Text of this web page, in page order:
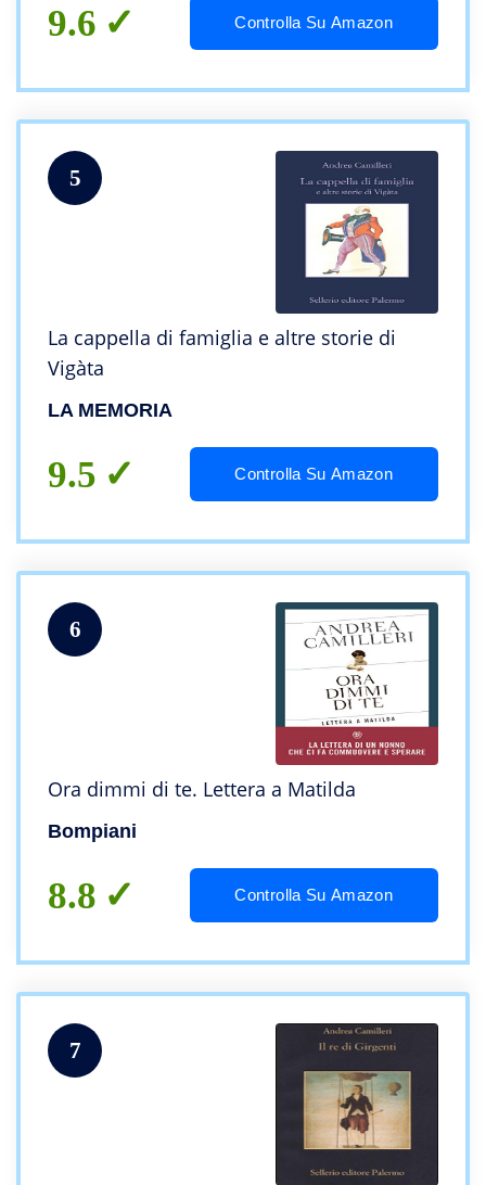
9.6 Controlla Su Amazon
5
La cappella di famiglia e altre storie di
Vigàta
LA MEMORIA
9.5 Controlla Su Amazon
6
Ora dimmi di te. Lettera a Matilda
Bompiani
8.8 Controlla Su Amazon
7